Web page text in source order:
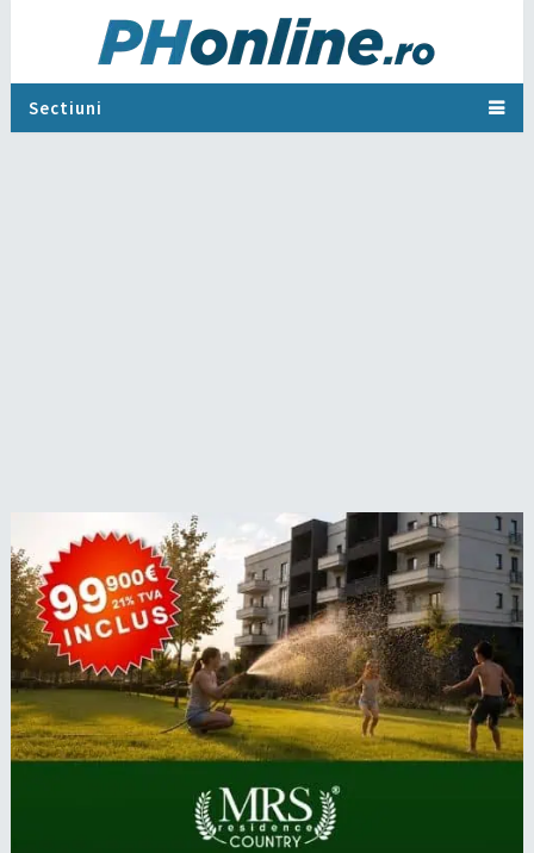
Sectiuni